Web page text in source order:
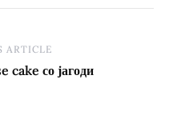
ARTICLE
cake со јагоди